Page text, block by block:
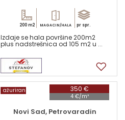
200 m2 MAGACIN/HALA pr spr.
Izdaje se hala površine 200m2
plus nadstrešnica od 105 m2 u ...
350 €
4 €/m²
ažuriran
Novi Sad, Petrovaradin